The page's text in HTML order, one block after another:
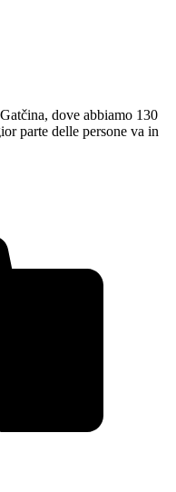
dove abbiamo 130
parte delle persone va in